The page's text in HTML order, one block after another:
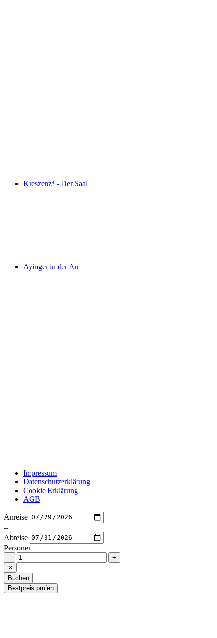
Kreszenz⁴ - Der Saal
Ayinger in der Au
Impressum
Datenschutzerklärung
Cookie Erklärung
AGB
Anreise
–
Abreise
Personen
–
+
✕
Buchen